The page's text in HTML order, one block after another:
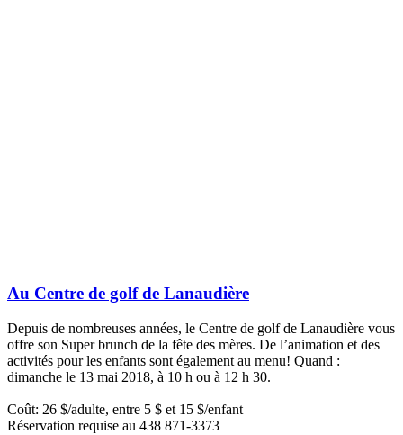
Au Centre de golf de Lanaudière
Depuis de nombreuses années, le Centre de golf de Lanaudière vous
offre son Super brunch de la fête des mères. De l’animation et des
activités pour les enfants sont également au menu! Quand :
dimanche le 13 mai 2018, à 10 h ou à 12 h 30.
Coût: 26 $/adulte, entre 5 $ et 15 $/enfant
Réservation requise au 438 871-3373